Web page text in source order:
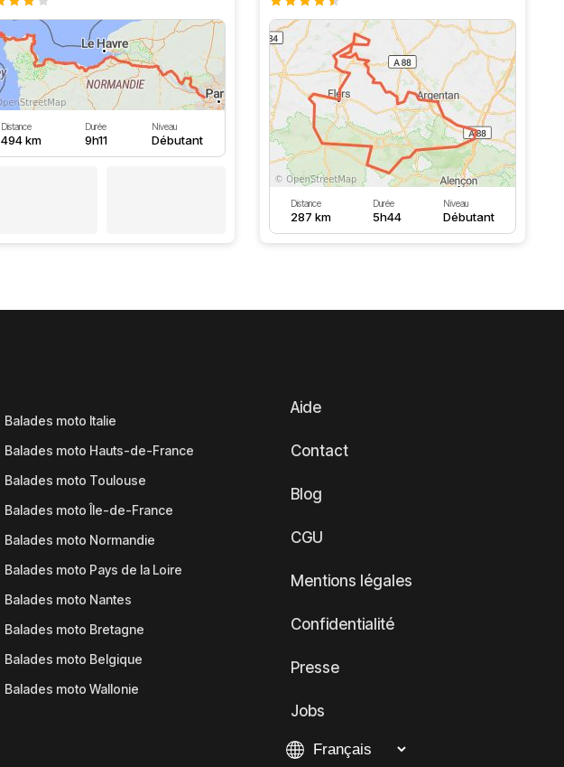
Distance
494 km
Durée
9h11
Niveau
Débutant
Distance
287 km
Durée
5h44
Niveau
Débutant
Balades moto Italie
Balades moto Hauts-de-France
Balades moto Toulouse
Balades moto Île-de-France
Balades moto Normandie
Balades moto Pays de la Loire
Balades moto Nantes
Balades moto Bretagne
Balades moto Belgique
Balades moto Wallonie
Aide
Contact
Blog
CGU
Mentions légales
Confidentialité
Presse
Jobs